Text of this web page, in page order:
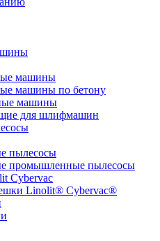
машины
машины по бетону
машины
для шлифмашин
пылесосы
промышленные пылесосы
Cybervac
Linolit® Cybervac®